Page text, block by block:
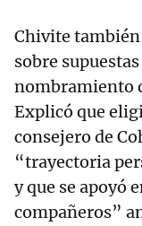
Chivite también
sobre
nombramiento
Explicó que
consejero de
“trayectoria
y que se apoyó
compañeros”